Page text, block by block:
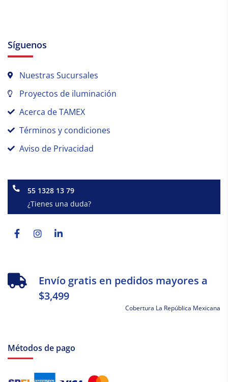
Síguenos
Nuestras Sucursales
Proyectos de iluminación
Acerca de TAMEX
Términos y condiciones
Aviso de Privacidad
55 1328 13 79
¿Tienes una duda?
f
Envío gratis en pedidos mayores a
$3,499
Cobertura La República Mexicana
Métodos de pago